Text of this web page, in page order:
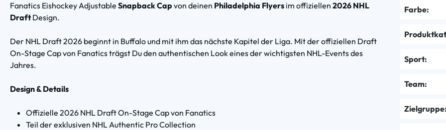
Fanatics Eishockey Adjustable Snapback Cap von deinen Philadelphia Flyers im offiziellen 2026 NHL
DraftDesign.
Der NHL Draft 2026 beginnt in Buffalo und mit ihm das nächste Kapitel der Liga. Mit der offiziellen Draft
On-Stage Cap von Fanatics trägst Du den authentischen Look eines der wichtigsten NHL-Events des
Jahres.
Design & Details
Offizielle 2026 NHL Draft On-Stage Cap von Fanatics
Teil der exklusiven NHL Authentic Pro Collection
Farbe:
Sport:
Team:
Zielgruppe: